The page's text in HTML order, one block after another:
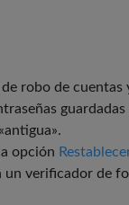
robo de
opción
verificador de